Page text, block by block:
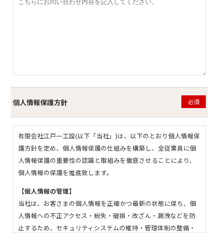
個人情報保護方針 必須
有限会社江戸一工設(以下「当社」)は、以下のとおり個人情報保
護方針を定め、個人情報保護の仕組みを構築し、全従業員に個
人情報保護の重要性の認識と取組みを徹底させることにより、
個人情報の保護を推進致します。
【個人情報の管理】
当社は、お客さまの個人情報を正確かつ最新の状態に保ち、個
人情報への不正アクセス・紛失・破損・改ざん・漏洩などを防
止するため、セキュリティシステムの維持・管理体制の整備・